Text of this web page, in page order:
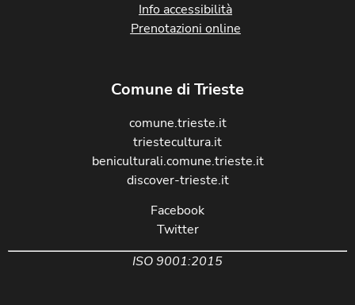
Info accessibilità
Prenotazioni online
Comune di Trieste
comune.trieste.it
triestecultura.it
beniculturali.comune.trieste.it
discover-trieste.it
Facebook
Twitter
ISO 9001:2015